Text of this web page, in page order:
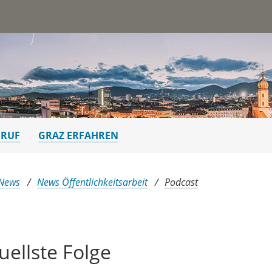
GRAZ ERFAHREN
News Öffentlichkeitsarbeit Podcast
Folge